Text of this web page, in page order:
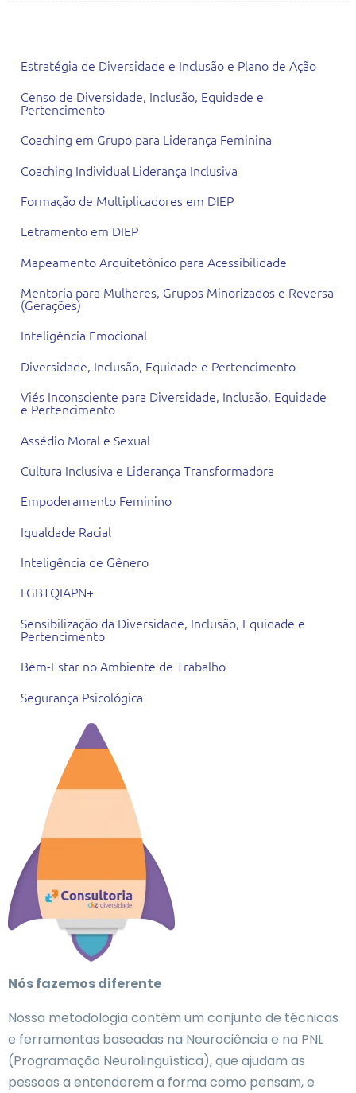
Estratégia de Diversidade e Inclusão e Plano de Ação
Censo de Diversidade, Inclusão, Equidade e
Pertencimento
Coaching em Grupo para Liderança Feminina
Coaching Individual Liderança Inclusiva
Formação de Multiplicadores em DIEP
Letramento em DIEP
Mapeamento Arquitetônico para Acessibilidade
Mentoria para Mulheres, Grupos Minorizados e Reversa
(Gerações)
Inteligência Emocional
Diversidade, Inclusão, Equidade e Pertencimento
Viés Inconsciente para Diversidade, Inclusão, Equidade
e Pertencimento
Assédio Moral e Sexual
Cultura Inclusiva e Liderança Transformadora
Empoderamento Feminino
Igualdade Racial
Inteligência de Gênero
LGBTQIAPN+
Sensibilização da Diversidade, Inclusão, Equidade e
Pertencimento
Bem-Estar no Ambiente de Trabalho
Segurança Psicológica
Nós fazemos diferente
Nossa metodologia contém um conjunto de técnicas
e ferramentas baseadas na Neurociência e na PNL
(Programação Neurolinguística), que ajudam as
pessoas a entenderem a forma como pensam, e